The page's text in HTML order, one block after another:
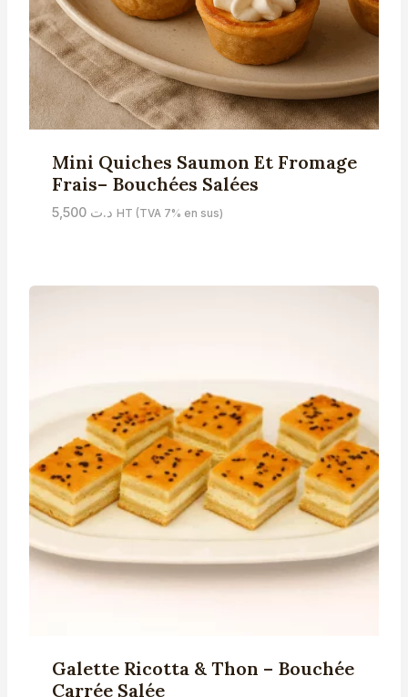
Mini Quiches Saumon Et Fromage
Frais– Bouchées Salées
د.ت 5,500 HT (TVA 7% en sus)
Galette Ricotta & Thon – Bouchée
Carrée Salée